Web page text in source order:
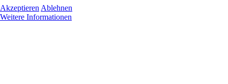
Akzeptieren Ablehnen
Weitere Informationen